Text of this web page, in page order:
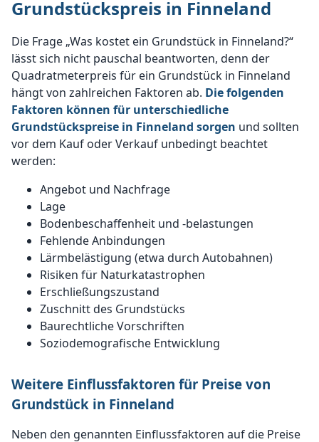
Grundstückspreis in Finneland
Die Frage „Was kostet ein Grundstück in Finneland?“
lässt sich nicht pauschal beantworten, denn der
Quadratmeterpreis für ein Grundstück in Finneland
hängt von zahlreichen Faktoren ab. Die folgenden
Faktoren können für unterschiedliche
Grundstückspreise in Finneland sorgen und sollten
vor dem Kauf oder Verkauf unbedingt beachtet
werden:
Angebot und Nachfrage
Lage
Bodenbeschaffenheit und -belastungen
Fehlende Anbindungen
Lärmbelästigung (etwa durch Autobahnen)
Risiken für Naturkatastrophen
Erschließungszustand
Zuschnitt des Grundstücks
Baurechtliche Vorschriften
Soziodemografische Entwicklung
Weitere Einflussfaktoren für Preise von
Grundstück in Finneland
Neben den genannten Einflussfaktoren auf die Preise